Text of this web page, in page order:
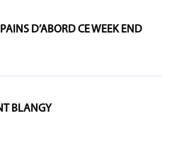
D’ABORD CE WEEK END
BLANGY